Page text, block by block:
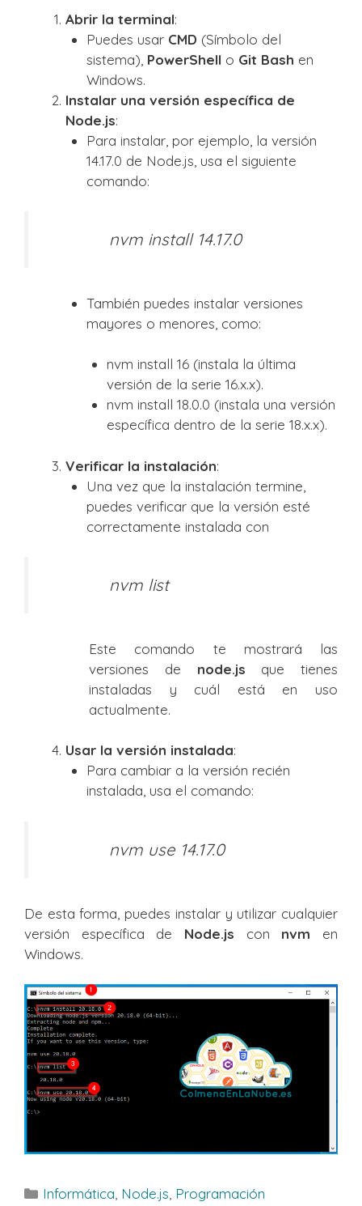
Abrir la terminal:
Puedes usar CMD (Símbolo del
sistema), PowerShell o Git Bash en
Windows.
Instalar una versión específica de
Node.js:
Para instalar, por ejemplo, la versión
14.17.0 de Node.js, usa el siguiente
comando:
nvm install 14.17.0
También puedes instalar versiones
mayores o menores, como:
nvm install 16 (instala la última
versión de la serie 16.x.x).
nvm install 18.0.0 (instala una versión
específica dentro de la serie 18.x.x).
Verificar la instalación:
Una vez que la instalación termine,
puedes verificar que la versión esté
correctamente instalada con
nvm list
Este comando te mostrará las
versiones de node.js que tienes
instaladas y cuál está en uso
actualmente.
Usar la versión instalada:
Para cambiar a la versión recién
instalada, usa el comando:
nvm use 14.17.0
De esta forma, puedes instalar y utilizar cualquier
versión específica de Node.js con nvm en
Windows.
Categorías
Informática Node.js Programación